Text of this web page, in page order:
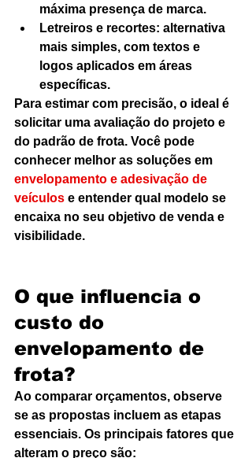
máxima presença de marca.
Letreiros e recortes: alternativa
mais simples, com textos e
logos aplicados em áreas
específicas.
Para estimar com precisão, o ideal é
solicitar uma avaliação do projeto e
do padrão de frota. Você pode
conhecer melhor as soluções em
envelopamento e adesivação de
veículos e entender qual modelo se
encaixa no seu objetivo de venda e
visibilidade.
O que influencia o
custo do
envelopamento de
frota?
Ao comparar orçamentos, observe
se as propostas incluem as etapas
essenciais. Os principais fatores que
alteram o preço são: